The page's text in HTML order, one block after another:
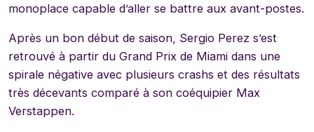
monoplace capable d’aller se battre aux avant-postes.
Après un bon début de saison, Sergio Perez s’est
retrouvé à partir du Grand Prix de Miami dans une
spirale négative avec plusieurs crashs et des résultats
très décevants comparé à son coéquipier Max
Verstappen.